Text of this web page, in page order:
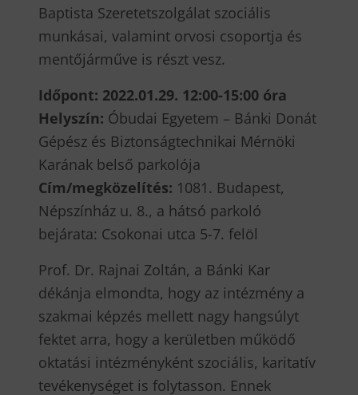
Baptista Szeretetszolgálat szociális
munkásai, valamint orvosi csoportja és
mentőjárműve is részt vesz.
Időpont: 2022.01.29. 12:00-15:00 óra
Helyszín: Óbudai Egyetem – Bánki Donát
Gépész és Biztonságtechnikai Mérnöki
Karának belső parkolója
Cím/megközelítés: 1081. Budapest,
Népszínház u. 8., a hátsó parkoló
bejárata: Csokonai utca 5-7. felöl
Prof. Dr. Rajnai Zoltán, a Bánki Kar
dékánja elmondta, hogy az intézmény a
szakmai képzés mellett nagy hangsúlyt
fektet arra, hogy a kerületben működő
oktatási intézményként szociális, karitatív
tevékenységet is folytasson. Ennek